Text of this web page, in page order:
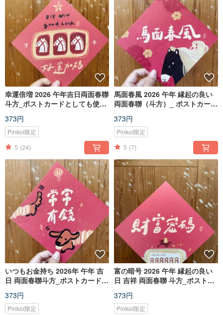
幸運倍増 2026 午年吉日両面春聯
斗方_ポストカードとしても使用
373円
Pinkoi限定
5 (24)
馬面春風 2026 午年 縁起の良い
両面春聯（斗方）_ ポストカード
373円
Pinkoi限定
5 (7)
いつもお金持ち 2026年 午年 吉
日 両面春聯斗方_ポストカードと
373円
Pinkoi限定
富の暗号 2026 午年 縁起の良い
日 吉祥 両面春聯 斗方_ポストカ
373円
Pinkoi限定